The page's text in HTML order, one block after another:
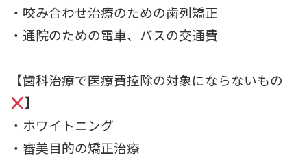
・咬み合わせ治療のための歯列矯正
・通院のための電車、バスの交通費
【歯科治療で医療費控除の対象にならないもの
】
・ホワイトニング
・審美目的の矯正治療